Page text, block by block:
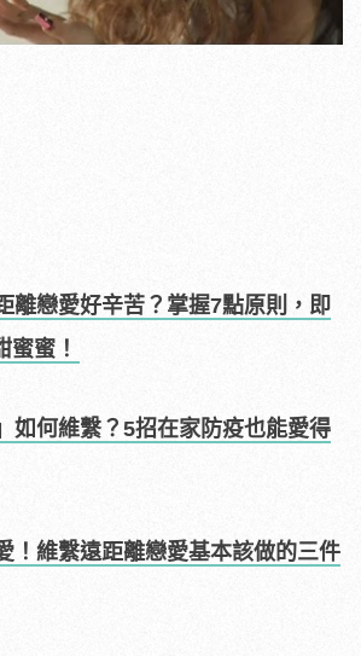
離戀愛好辛苦？掌握7點原則，即
蜜蜜！
如何維繫？5招在家防疫也能愛得
！維繫遠距離戀愛基本該做的三件